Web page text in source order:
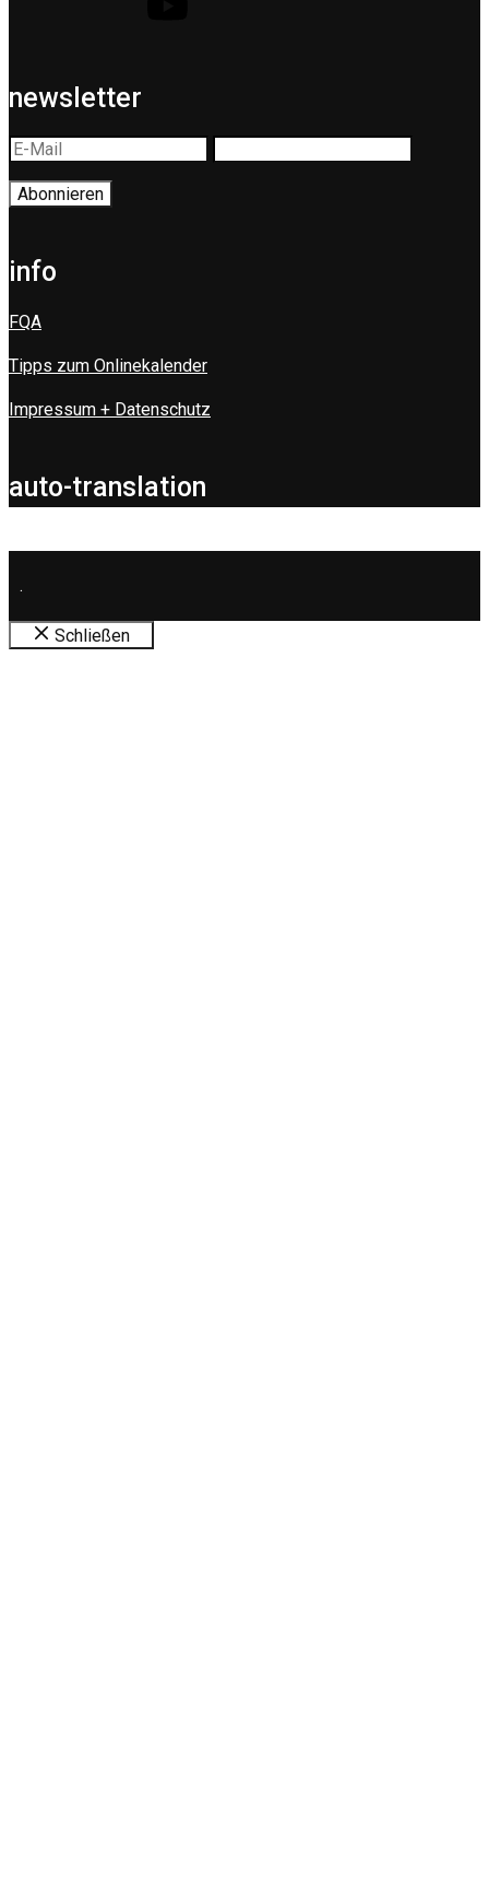
newsletter
info
FQA
Tipps zum Onlinekalender
Impressum + Datenschutz
auto-translation
.
Schließen